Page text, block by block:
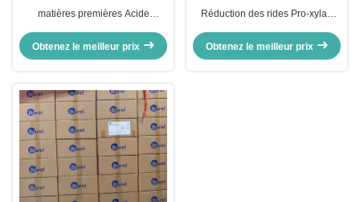
matières premières Acide
Ingrédients actifs Éclaircissement
Obtenez le meilleur prix
Réduction des rides Pro-xylan
tétrahydropyrantriol CAS n°
Obtenez le meilleur prix